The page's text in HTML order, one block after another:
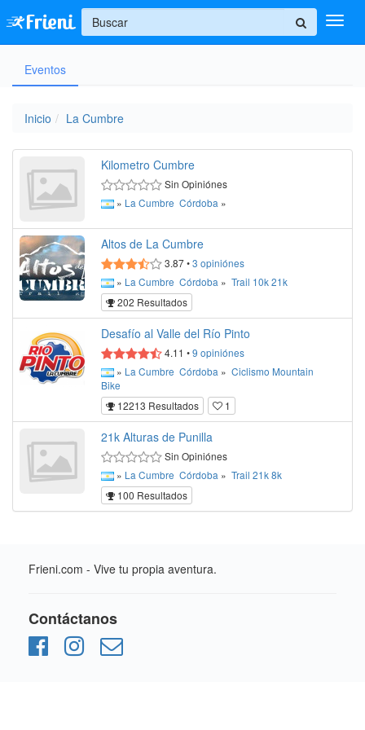
Ingresar
+
Eventos
Inicio La Cumbre
Kilometro Cumbre
Sin Opiniónes
» La Cumbre Córdoba »
Altos de La Cumbre
3.87•3 opiniónes
» La Cumbre Córdoba » Trail 10k21k
202 Resultados
Desafío al Valle del Río Pinto
4.11 •9 opiniónes
» La Cumbre Córdoba » Ciclismo Mountain
Bike
12213 Resultados
1
21k Alturas de Punilla
Sin Opiniónes
» La Cumbre Córdoba » Trail 21k8k
100 Resultados
Frieni.com - Vive tu propia aventura.
Contáctanos